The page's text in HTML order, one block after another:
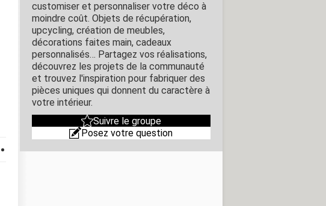
customiser et personnaliser votre déco à
moindre coût. Objets de récupération,
upcycling, création de meubles,
décorations faites main, cadeaux
personnalisés… Partagez vos réalisations,
découvrez les projets de la communauté
et trouvez l'inspiration pour fabriquer des
pièces uniques qui donnent du caractère à
votre intérieur.
Suivre le groupe
Posez votre question